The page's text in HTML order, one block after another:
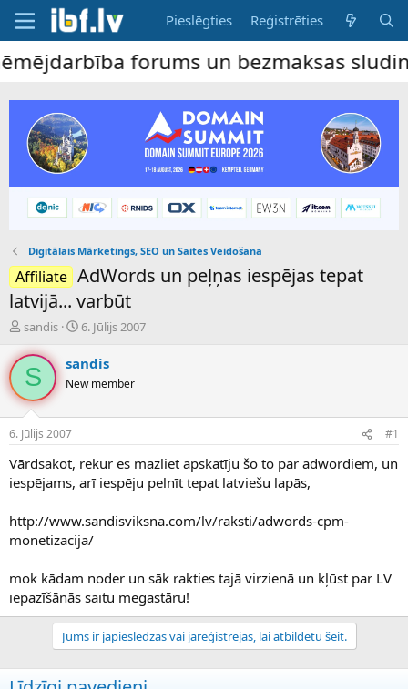
Pieslēgties Reģistrēties
forums un bezmaksas
Digitālais Mārketings, SEO un Saites Veidošana
Affiliate AdWords un peļņas iespējas tepat
latvijā... varbūt
P
v
e
d
i
n
a
u
z
ā
c
s
sandis
S
k
m
a
u
m
6. Jūlijs 2007
S sandis
New member
6. Jūlijs 2007 #1
Vārdsakot, rekur es mazliet apskatīju šo to par adwordiem, un
iespējams, arī iespēju pelnīt tepat latviešu lapās,
http://www.sandisviksna.com/lv/raksti/adwords-cpm-
monetizacija/
mok kādam noder un sāk rakties tajā virzienā un kļūst par LV
iepazīšānās saitu megastāru!
Jums ir jāpieslēdzas vai jāreģistrējas, lai atbildētu šeit.